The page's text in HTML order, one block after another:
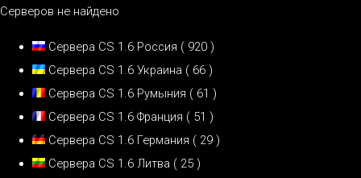
Серверов не найдено
Сервера CS 1.6 Россия ( 920 )
Сервера CS 1.6 Украина ( 66 )
Сервера CS 1.6 Румыния ( 61 )
Сервера CS 1.6 Франция ( 51 )
Сервера CS 1.6 Германия ( 29 )
Сервера CS 1.6 Литва ( 25 )